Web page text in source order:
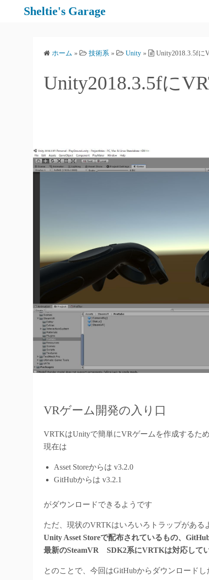
Sheltie's Garage
ホーム » 技術系 » Unity » Unity2018.3.5fに
Unity2018.3.5fに
VRゲーム開発の入り口
VRTKはUnityで簡単にVRゲームを作成するた
現在は
Asset Storeからは v3.2.0
GitHubからは v3.2.1
がダウンロードできるようです
ただ、現状のVRTKはいろいろトラップがある
Unity Asset Storeで配布されているもの、
最新のSteamVR SDK2系にVRTKは対応して
とのことで、今回はGitHubからダウンロード